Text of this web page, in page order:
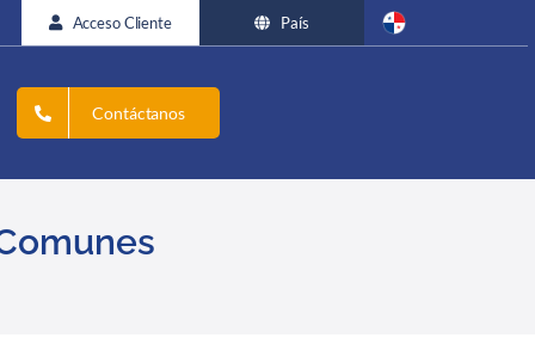
Acceso Cliente País
Contáctanos